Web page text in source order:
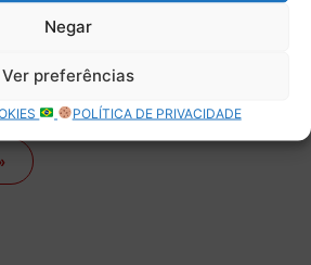
Negar
Ver preferências
POLÍTICA DE PRIVACIDADE
Marc Marquez retorna as provas da
animar o campeonato